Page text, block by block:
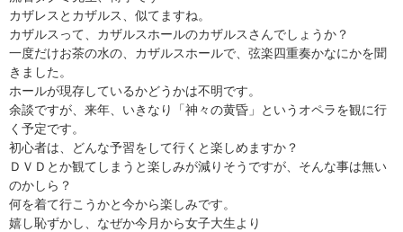
カザレスとカザルス、似てますね。
カザルスって、カザルスホールのカザルスさんでしょうか？
一度だけお茶の水の、カザルスホールで、弦楽四重奏かなにかを聞
きました。
ホールが現存しているかどうかは不明です。
余談ですが、来年、いきなり「神々の黄昏」というオペラを観に行
く予定です。
初心者は、どんな予習をして行くと楽しめますか？
ＤＶＤとか観てしまうと楽しみが減りそうですが、そんな事は無い
のかしら？
何を着て行こうかと今から楽しみです。
嬉し恥ずかし、なぜか今月から女子大生より